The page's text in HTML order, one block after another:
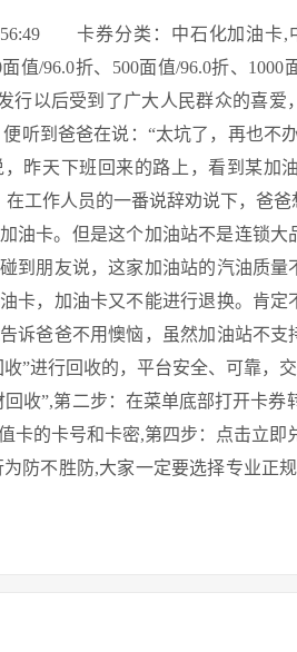
卡券分类：中石化加油卡,
值/96.0折、500面值/96.0折、1000
行以后受到了广大人民群众的喜
听到爸爸在说：“太坑了，再也不
昨天下班回来的路上，看到某加
在工作人员的一番说辞劝说下，爸
油卡。但是这个加油站不是连锁
到朋友说，这家加油站的汽油质
卡，加油卡又不能进行退换。肯
诉爸爸不用懊恼，虽然加油站不
”进行回收的，平台安全、可靠，
收”,第二步：在菜单底部打开卡
卡的卡号和卡密,第四步：点击立
防不胜防,大家一定要选择专业正